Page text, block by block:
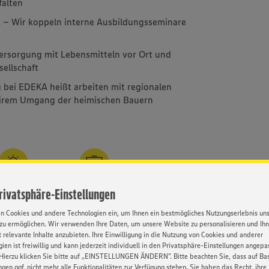
Einstellungen
Cookies und andere Technologien ein, um Ihnen ein bestmögliches Nutzungserlebnis
ermöglichen. Wir verwenden Ihre Daten, um unsere Website zu personalisieren und
relevante Inhalte anzubieten. Ihre Einwilligung in die Nutzung von Cookies und anderer
ist freiwillig und kann jederzeit individuell in den Privatsphäre-Einstellungen
klicken Sie bitte auf „EINSTELLUNGEN ÄNDERN”. Bitte beachten Sie, dass auf
ggf. nicht mehr alle Funktionalitäten zur Verfügung stehen. Sie haben das Recht, ihre
– Wir koppeln interne Ausbildungsseminare
mit Lebensmitteln vor Ort und
EDEKA heißt arbeiten mit regionalen
Umgang der heimischen Bauern
Weiterbildung